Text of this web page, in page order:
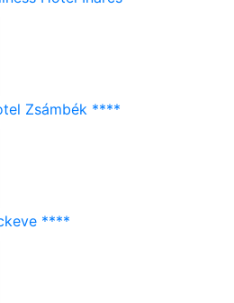
Zsámbék ****
****